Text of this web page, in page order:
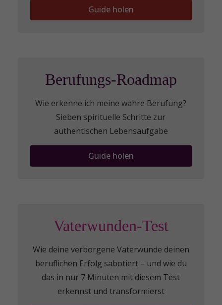
Guide holen
Berufungs-Roadmap
Wie erkenne ich meine wahre Berufung?
Sieben spirituelle Schritte zur
authentischen Lebensaufgabe
Guide holen
Vaterwunden-Test
Wie deine verborgene Vaterwunde deinen
beruflichen Erfolg sabotiert – und wie du
das in nur 7 Minuten mit diesem Test
erkennst und transformierst